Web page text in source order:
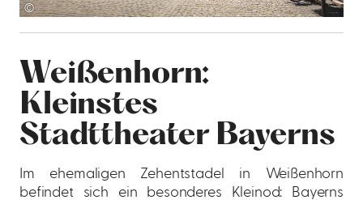
©
Weißenhorn:
Kleinstes
Stadttheater Bayerns
Im ehemaligen Zehentstadel in Weißenhorn
befindet sich ein besonderes Kleinod: Bayerns